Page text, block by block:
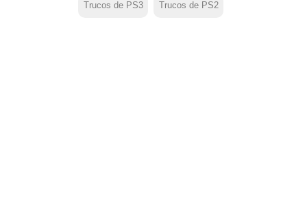
Trucos de PS3 Trucos de PS2